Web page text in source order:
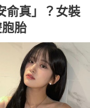
俞真」？女裝
胎